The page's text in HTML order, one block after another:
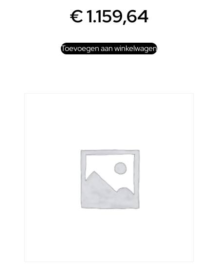
€1.159,64
Toevoegen aan winkelwagen